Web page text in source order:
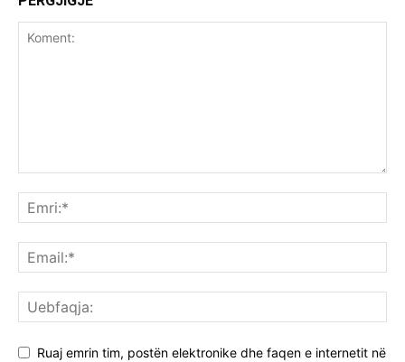
Ruaj emrin tim, postën elektronike dhe faqen e internetit në